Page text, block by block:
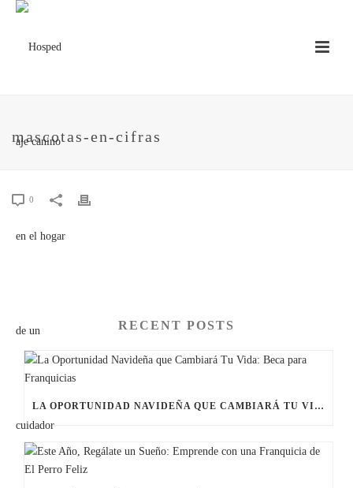
mascotas-en-cifras
0
RECENT POSTS
LA OPORTUNIDAD NAVIDEÑA QUE CAMBIARÁ TU VIDA: BECA PARA FRANQUICIAS